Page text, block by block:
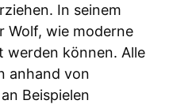
In seinem
Wolf, wie moderne
werden können. Alle
anhand von
Beispielen